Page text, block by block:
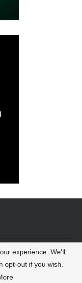
Reserved
experience. We'll
opt-out if you wish.